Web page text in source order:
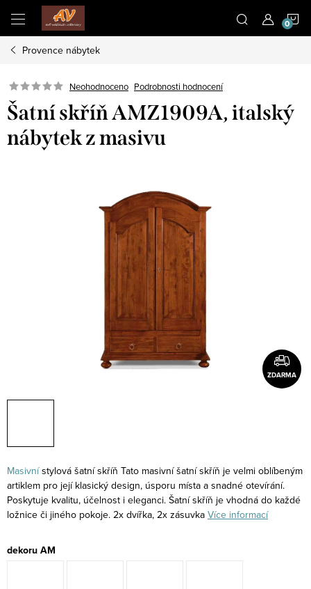
obsah
Provence nábytek
Neohodnoceno Podrobnosti hodnocení
Šatní skříň AMZ1909A, italský
nábytek z masivu
ZDARMA
Masivnístylová šatní skříň Tato masivní šatní skříň je velmi oblíbeným
artiklem pro její klasický design, úsporu místa a snadné otevírání.
Poskytuje kvalitu, účelnost i eleganci. Šatní skříň je vhodná do každé
ložnice či jiného pokoje. 2x dvířka, 2x zásuvka Více informací
dekoru AM